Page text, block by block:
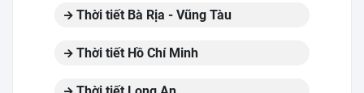
Thời tiết Bà Rịa - Vũng Tàu
Thời tiết Hồ Chí Minh